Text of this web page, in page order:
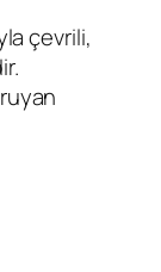
çevrili,